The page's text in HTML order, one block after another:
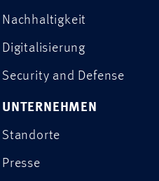
Nachhaltigkeit
Digitalisierung
Security and Defense
UNTERNEHMEN
Standorte
Presse